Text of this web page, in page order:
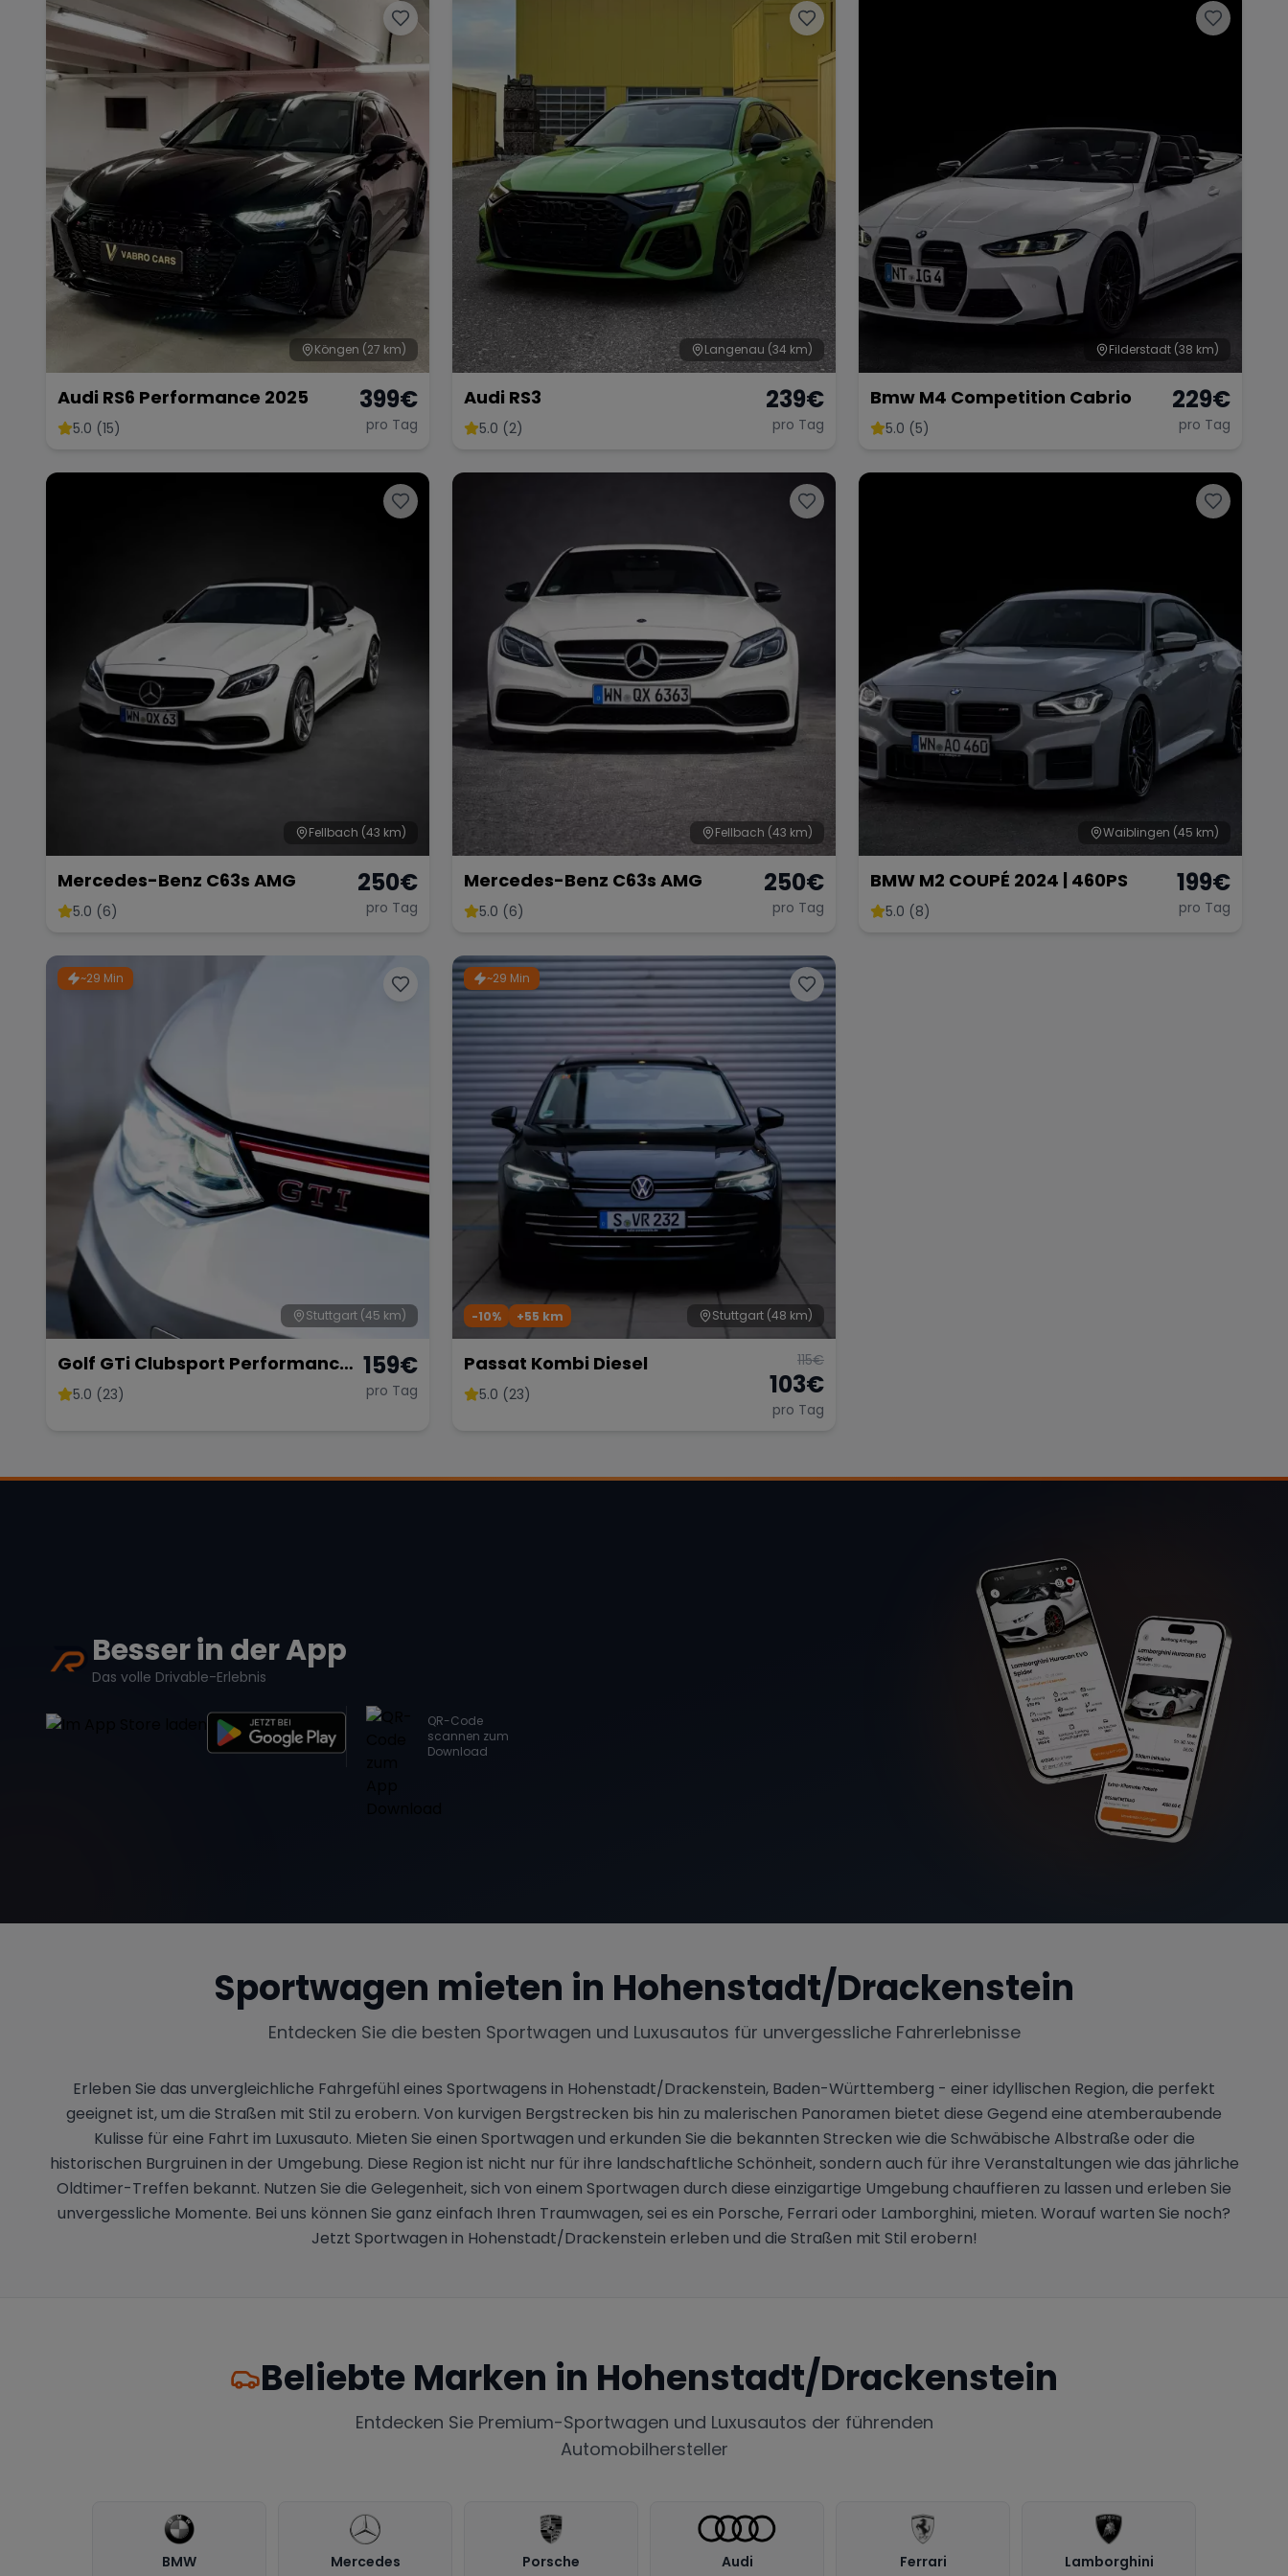
Köngen (27 km)
Audi RS6 Performance 2025
5.0 (15)
399€
pro Tag
Langenau (34 km)
Audi RS3
5.0 (2)
239€
pro Tag
Filderstadt (38 km)
Bmw M4 Competition Cabrio
5.0 (5)
229€
pro Tag
Fellbach (43 km)
Mercedes-Benz C63s AMG
5.0 (6)
250€
pro Tag
Fellbach (43 km)
Mercedes-Benz C63s AMG
5.0 (6)
250€
pro Tag
Waiblingen (45 km)
BMW M2 COUPÉ 2024 | 460PS
5.0 (8)
199€
pro Tag
~29 Min
Stuttgart (45 km)
Golf GTi Clubsport Performance
Paket
5.0 (23)
159€
pro Tag
~29 Min
Stuttgart (48 km)
-10% +55 km
Passat Kombi Diesel
5.0 (23)
115€
103€
pro Tag
Besser in der App
Das volle Drivable-Erlebnis
QR-Code
scannen zum
Download
Sportwagen mieten in Hohenstadt/Drackenstein
Entdecken Sie die besten Sportwagen und Luxusautos für unvergessliche Fahrerlebnisse
Erleben Sie das unvergleichliche Fahrgefühl eines Sportwagens in Hohenstadt/Drackenstein, Baden-Württemberg - einer idyllischen Region, die perfekt
geeignet ist, um die Straßen mit Stil zu erobern. Von kurvigen Bergstrecken bis hin zu malerischen Panoramen bietet diese Gegend eine atemberaubende
Kulisse für eine Fahrt im Luxusauto. Mieten Sie einen Sportwagen und erkunden Sie die bekannten Strecken wie die Schwäbische Albstraße oder die
historischen Burgruinen in der Umgebung. Diese Region ist nicht nur für ihre landschaftliche Schönheit, sondern auch für ihre Veranstaltungen wie das jährliche
Oldtimer-Treffen bekannt. Nutzen Sie die Gelegenheit, sich von einem Sportwagen durch diese einzigartige Umgebung chauffieren zu lassen und erleben Sie
unvergessliche Momente. Bei uns können Sie ganz einfach Ihren Traumwagen, sei es ein Porsche, Ferrari oder Lamborghini, mieten. Worauf warten Sie noch?
Jetzt Sportwagen in Hohenstadt/Drackenstein erleben und die Straßen mit Stil erobern!
Beliebte Marken in Hohenstadt/Drackenstein
Entdecken Sie Premium-Sportwagen und Luxusautos der führenden
Automobilhersteller
BMW Mercedes Porsche Audi Ferrari Lamborghini